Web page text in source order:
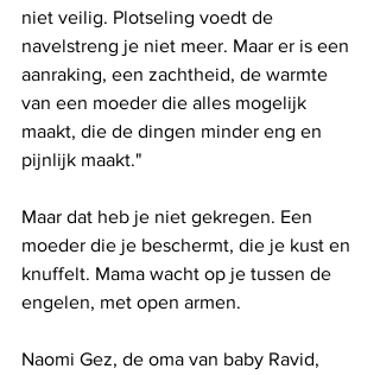
niet veilig. Plotseling voedt de
navelstreng je niet meer. Maar er is een
aanraking, een zachtheid, de warmte
van een moeder die alles mogelijk
maakt, die de dingen minder eng en
pijnlijk maakt."
Maar dat heb je niet gekregen. Een
moeder die je beschermt, die je kust en
knuffelt. Mama wacht op je tussen de
engelen, met open armen.
Naomi Gez, de oma van baby Ravid,